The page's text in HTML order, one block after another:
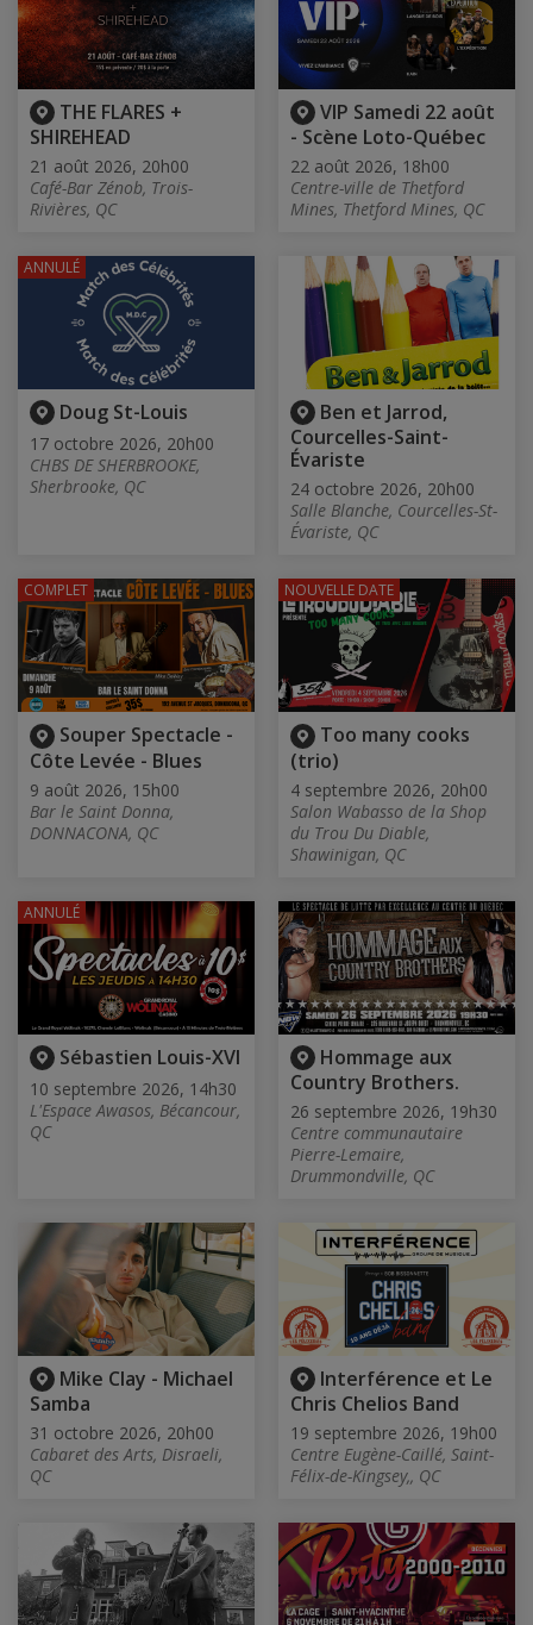
THE FLARES +
SHIREHEAD
21 août 2026, 20h00
Café-Bar Zénob, Trois-
Rivières, QC
VIP Samedi 22 août
- Scène Loto-Québec
22 août 2026, 18h00
Centre-ville de Thetford
Mines, Thetford Mines, QC
Doug St-Louis
17 octobre 2026, 20h00
CHBS DE SHERBROOKE,
Sherbrooke, QC
ANNULÉ
Ben et Jarrod,
Courcelles-Saint-
Évariste
24 octobre 2026, 20h00
Salle Blanche, Courcelles-St-
Évariste, QC
Souper Spectacle -
Côte Levée - Blues
9 août 2026, 15h00
Bar le Saint Donna,
DONNACONA, QC
COMPLET
Too many cooks
(trio)
4 septembre 2026, 20h00
Salon Wabasso de la Shop
du Trou Du Diable,
Shawinigan, QC
NOUVELLE DATE
Sébastien Louis-XVI
10 septembre 2026, 14h30
L'Espace Awasos, Bécancour,
QC
ANNULÉ
Hommage aux
Country Brothers.
26 septembre 2026, 19h30
Centre communautaire
Pierre-Lemaire,
Drummondville, QC
Mike Clay - Michael
Samba
31 octobre 2026, 20h00
Cabaret des Arts, Disraeli,
QC
Interférence et Le
Chris Chelios Band
19 septembre 2026, 19h00
Centre Eugène-Caillé, Saint-
Félix-de-Kingsey,, QC